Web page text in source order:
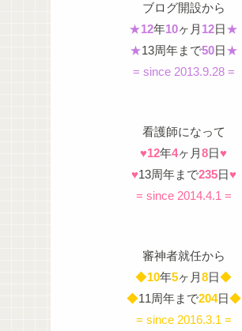
ブログ開設から
★12年10ヶ月 12日★
★13周年まで50日★
= since 2013.9.28 =
看護師になって
♥12年4ヶ月8日♥
♥13周年まで235日♥
= since 2014.4.1 =
審神者就任から
◆10年5ヶ月8日◆
◆11周年まで204日◆
= since 2016.3.1 =